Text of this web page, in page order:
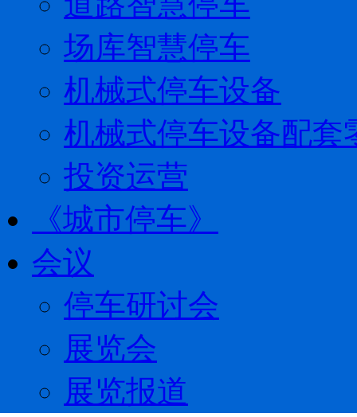
场库智慧停车
机械式停车设备
机械式停车设备配套
投资运营
《城市停车》
会议
停车研讨会
展览会
展览报道